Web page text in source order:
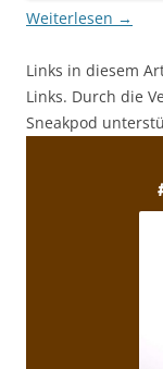
Weiterlesen →
Links in diesem
Links. Durch die
Sneakpod